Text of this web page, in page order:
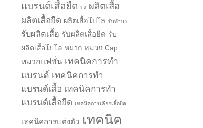
แบรนด์เสื้อยืด บง ผลิตเสื้อ
ผลิตเสื้อยืด ผลิตเสื้อโปโล รับทำบง
รับผลิตเสื้อ รับผลิตเสื้อยืด รับ
ผลิตเสื้อโปโล หมวก หมวก Cap
หมวกแฟชั่น เทคนิคการทำ
แบรนด์ เทคนิคการทำ
แบรนด์เสื้อ เทคนิคการทำ
แบรนด์เสื้อยืด เทคนิคการเลือกเสื้อยืด
เทคนิคการแต่งตัว เทคนิค